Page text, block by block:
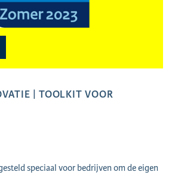
| TOOLKIT VOOR
speciaal voor bedrijven om de eigen